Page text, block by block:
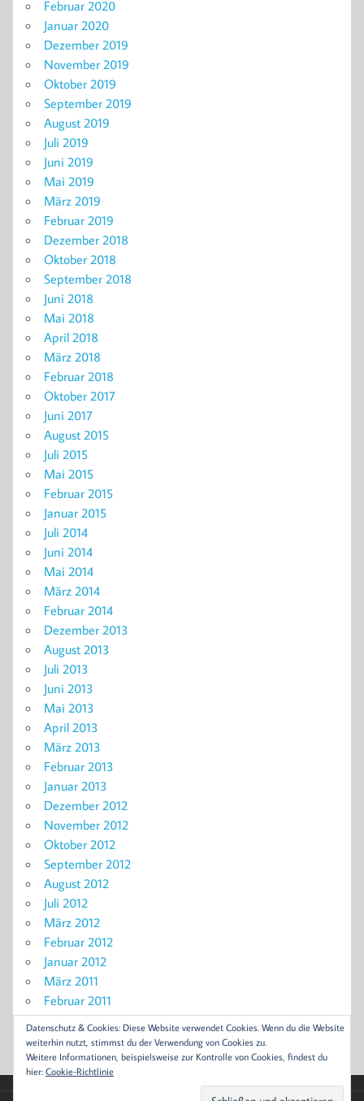
Februar 2020
Januar 2020
Dezember 2019
November 2019
Oktober 2019
September 2019
August 2019
Juli 2019
Juni 2019
Mai 2019
März 2019
Februar 2019
Dezember 2018
Oktober 2018
September 2018
Juni 2018
Mai 2018
April 2018
März 2018
Februar 2018
Oktober 2017
Juni 2017
August 2015
Juli 2015
Mai 2015
Februar 2015
Januar 2015
Juli 2014
Juni 2014
Mai 2014
März 2014
Februar 2014
Dezember 2013
August 2013
Juli 2013
Juni 2013
Mai 2013
April 2013
März 2013
Februar 2013
Januar 2013
Dezember 2012
November 2012
Oktober 2012
September 2012
August 2012
Juli 2012
März 2012
Februar 2012
Januar 2012
März 2011
Februar 2011
November 2010
September 2010
Datenschutz & Cookies: Diese Website verwendet Cookies. Wenn du die Website
weiterhin nutzt, stimmst du der Verwendung von Cookies zu.
Weitere Informationen, beispielsweise zur Kontrolle von Cookies, findest du
hier: Cookie-Richtlinie